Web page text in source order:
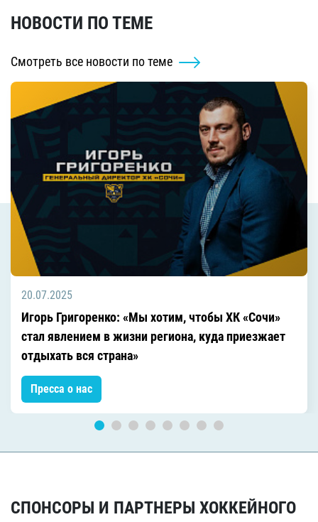
НОВОСТИ ПО ТЕМЕ
Смотреть все новости по теме
20.07.2025
Игорь Григоренко: «Мы хотим, чтобы ХК «Сочи»
стал явлением в жизни региона, куда приезжает
отдыхать вся страна»
Пресса о нас
СПОНСОРЫ И ПАРТНЕРЫ ХОККЕЙНОГО